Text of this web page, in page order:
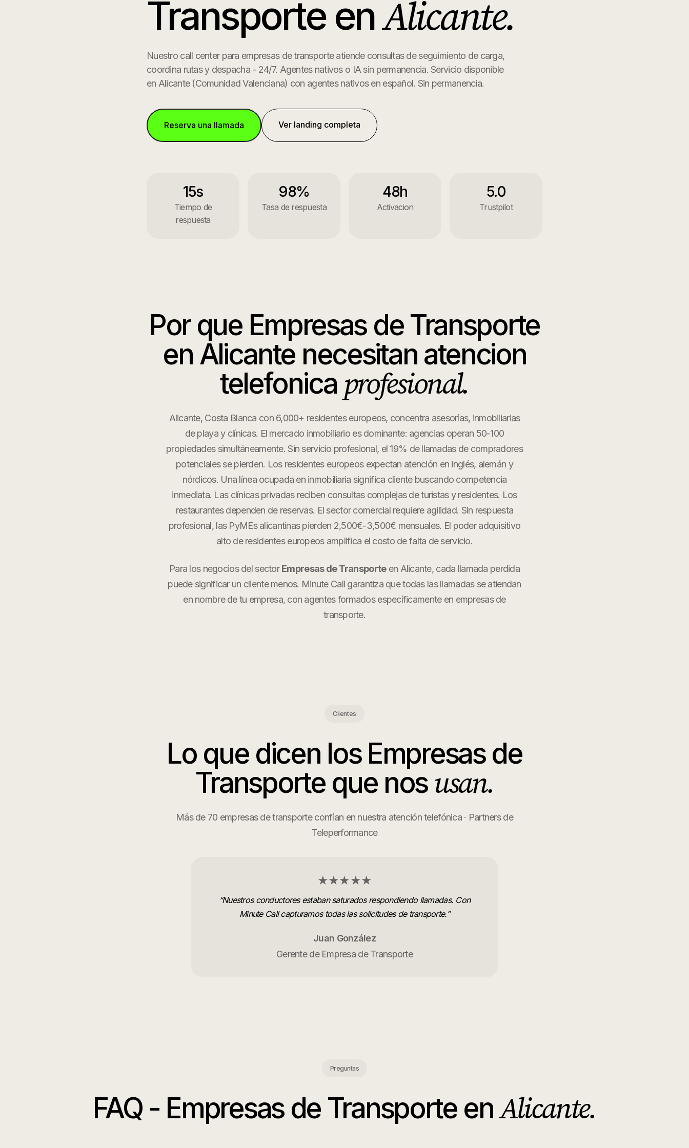
TransporteenAlicante.
Nuestro call center para empresas de transporte atiende consultas de seguimiento de carga,
coordina rutas y despacha - 24/7. Agentes nativos o IA sin permanencia. Servicio disponible
en Alicante(Comunidad Valenciana) con agentes nativos en español. Sin permanencia.
Reserva una llamada Ver landing completa
15s
Tiempo de
respuesta
98%
Tasa de respuesta
48h
Activacion
5.0
Trustpilot
Por que Empresas de Transporte
en Alicante necesitan atencion
telefonica profesional.
Alicante, Costa Blanca con 6,000+ residentes europeos, concentra asesorías, inmobiliarias
de playa y clínicas. El mercado inmobiliario es dominante: agencias operan 50-100
propiedades simultáneamente. Sin servicio profesional, el 19% de llamadas de compradores
potenciales se pierden. Los residentes europeos expectan atención en inglés, alemán y
nórdicos. Una línea ocupada en inmobiliaria significa cliente buscando competencia
inmediata. Las clínicas privadas reciben consultas complejas de turistas y residentes. Los
restaurantes dependen de reservas. El sector comercial requiere agilidad. Sin respuesta
profesional, las PyMEs alicantinas pierden 2,500€-3,500€ mensuales. El poder adquisitivo
alto de residentes europeos amplifica el costo de falta de servicio.
Para los negocios del sectorEmpresas de Transporteen Alicante, cada llamada perdida
puede significar un cliente menos. Minute Call garantiza que todas las llamadas se atiendan
en nombre de tu empresa, con agentes formados específicamente en empresas de
transporte.
Clientes
Lo que dicen los Empresas de
Transporteque nos usan.
Más de 70 empresas de transporte confían en nuestra atención telefónica · Partners de
Teleperformance
★★★★★
“Nuestros conductores estaban saturados respondiendo llamadas. Con
Minute Call capturamos todas las solicitudes de transporte.”
Juan González
Gerente de Empresa de Transporte
Preguntas
FAQ - Empresas de TransporteenAlicante.